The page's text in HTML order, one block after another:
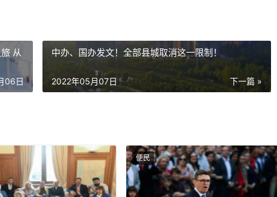
从
06日
中办、国办发文！全部县城取消这一限制！
下一篇 »
2022年05月07日
便民